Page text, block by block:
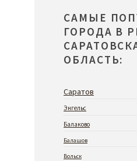
САМЫЕ
ГОРОДА В
ОБЛАСТЬ:
Саратов
Энгельс
Балаково
Балашов
Вольск